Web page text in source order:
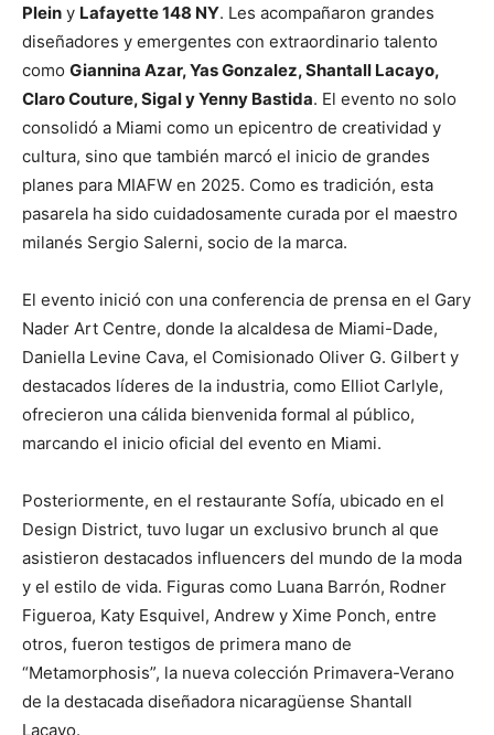
Plein y Lafayette 148 NY. Les acompañaron grandes
diseñadores y emergentes con extraordinario talento
como Giannina Azar, Yas Gonzalez, Shantall Lacayo,
Claro Couture, Sigal y Yenny Bastida. El evento no solo
consolidó a Miami como un epicentro de creatividad y
cultura, sino que también marcó el inicio de grandes
planes para MIAFW en 2025. Como es tradición, esta
pasarela ha sido cuidadosamente curada por el maestro
milanés Sergio Salerni, socio de la marca.
El evento inició con una conferencia de prensa en el Gary
Nader Art Centre, donde la alcaldesa de Miami-Dade,
Daniella Levine Cava, el Comisionado Oliver G. Gilbert y
destacados líderes de la industria, como Elliot Carlyle,
ofrecieron una cálida bienvenida formal al público,
marcando el inicio oficial del evento en Miami.
Posteriormente, en el restaurante Sofía, ubicado en el
Design District, tuvo lugar un exclusivo brunch al que
asistieron destacados influencers del mundo de la moda
y el estilo de vida. Figuras como Luana Barrón, Rodner
Figueroa, Katy Esquivel, Andrew y Xime Ponch, entre
otros, fueron testigos de primera mano de
“Metamorphosis”, la nueva colección Primavera-Verano
de la destacada diseñadora nicaragüense Shantall
Lacayo.